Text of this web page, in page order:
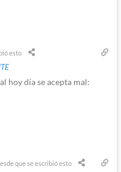
esto
hoy día se acepta mal:
que se escribió esto